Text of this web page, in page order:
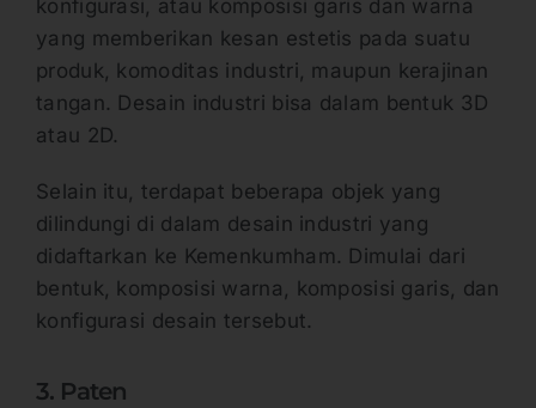
konfigurasi, atau komposisi garis dan warna
yang memberikan kesan estetis pada suatu
produk, komoditas industri, maupun kerajinan
tangan. Desain industri bisa dalam bentuk 3D
atau 2D.
Selain itu, terdapat beberapa objek yang
dilindungi di dalam desain industri yang
didaftarkan ke Kemenkumham. Dimulai dari
bentuk, komposisi warna, komposisi garis, dan
konfigurasi desain tersebut.
3. Paten